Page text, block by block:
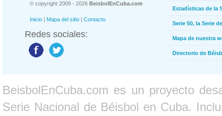
© copyright 2009 - 2026 BeisbolEnCuba.com
Inicio | Mapa del sitio | Contacto
Redes sociales:
Estadísticas de la
Serie 50, la Serie
Mapa de nuestra
Directorio de
BeisbolEnCuba.com es un proyecto
Serie Nacional de Béisbol en Cuba.